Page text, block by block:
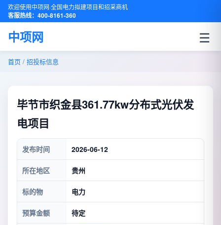
欢迎使用中项网·全国电力拟建项目和招采商机
客服热线：400-8161-360
中项网 ☰
首页 / 招投标信息
毕节市织金县361.77kw分布式光伏发
电项目
发布时间 2026-06-12
所在地区 贵州
标的物 电力
预算金额 待定